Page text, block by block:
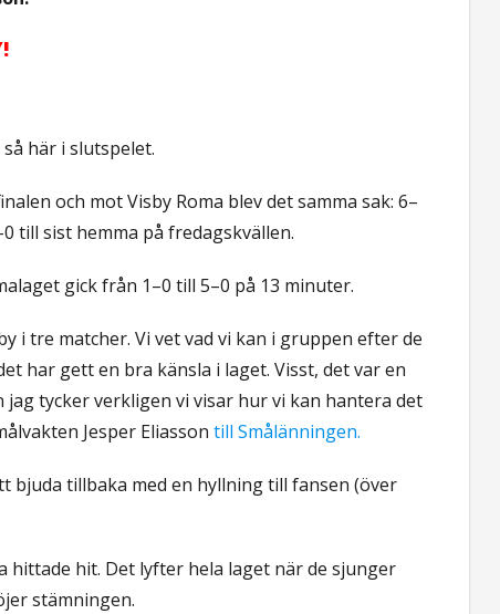
här i slutspelet.
och mot Visby Roma blev det samma sak: 6–
till sist hemma på fredagskvällen.
gick från 1–0 till 5–0 på 13 minuter.
i tre matcher. Vi vet vad vi kan i gruppen efter de
har gett en bra känsla i laget. Visst, det var en
tycker verkligen vi visar hur vi kan hantera det
Jesper Eliassontill Smålänningen.
bjuda tillbaka med en hyllning till fansen (över
hit. Det lyfter hela laget när de sjunger
stämningen.